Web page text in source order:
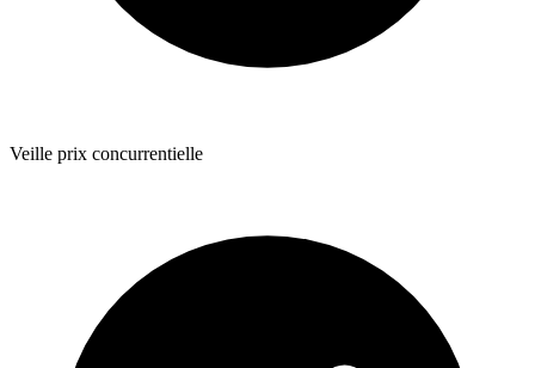
Veille prix concurrentielle